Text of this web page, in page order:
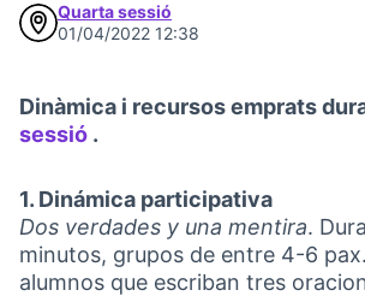
Quarta sessió
01/04/2022 12:38
Dinàmica i recursos emprats
sessió .
1. Dinámica participativa
Dos verdades y una mentira.
minutos, grupos de entre 4-6
alumnos que escriban tres